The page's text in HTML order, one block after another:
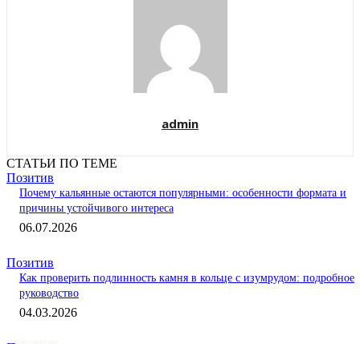
admin
СТАТЬИ ПО ТЕМЕ
Позитив
Почему кальянные остаются популярными: особенности формата и
причины устойчивого интереса
06.07.2026
Позитив
Как проверить подлинность камня в кольце с изумрудом: подробное
руководство
04.03.2026